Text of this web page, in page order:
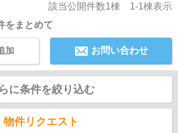
該当公開件数1棟 1-1棟表示
をまとめて
お問い合わせ
加
に条件を絞り込む
物件リクエスト